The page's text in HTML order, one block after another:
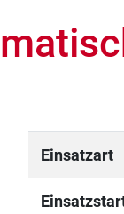
Einsatzart